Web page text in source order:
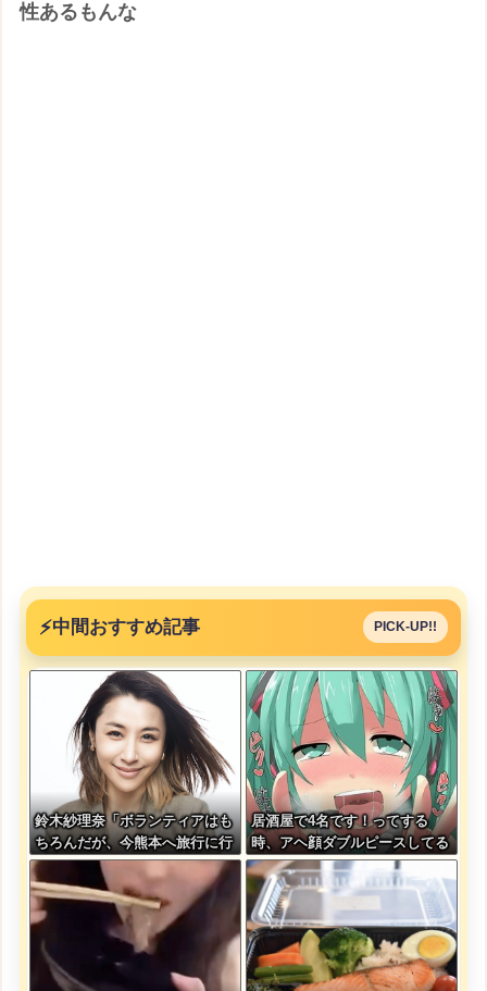
性あるもんな
⚡中間おすすめ記事 PICK-UP!!
鈴木紗理奈「ボランティアはも
ちろんだが、今熊本へ旅行に行
くことも支援になる」
居酒屋で4名です！ってする
時、アヘ顔ダブルピースしてる
みたいになるの恥ずかしいんや
が